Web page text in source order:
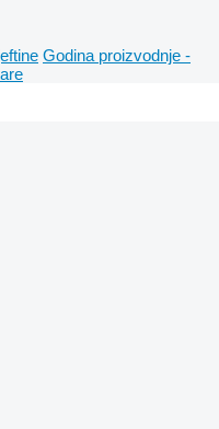
Godina proizvodnje -